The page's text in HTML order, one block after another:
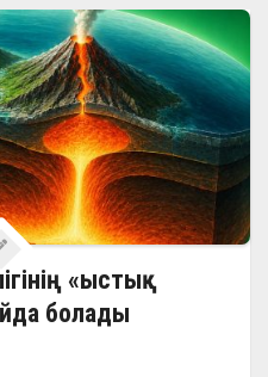
«ыстық
болады